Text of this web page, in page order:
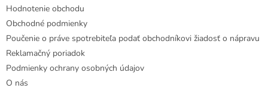
Hodnotenie obchodu
Obchodné podmienky
Poučenie o práve spotrebiteľa podať obchodníkovi žiadosť o nápravu
Reklamačný poriadok
Podmienky ochrany osobných údajov
O nás